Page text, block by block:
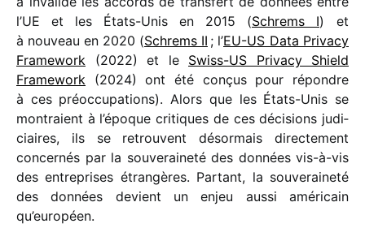
l’UE et les États-Unis en 2015 (Schrems I) et
à nouveau en 2020 (Schrems II ; l’EU-US Data Privacy
Framework (2022) et le Swiss-US Privacy Shield
Framework (2024) ont été conçus pour répondre
à ces préoc­cu­pa­tions). Alors que les États-Unis se
montraient à l’époque critiques de ces déci­sions judi­
ciaires, ils se retrouvent désor­mais direc­te­ment
concer­nés par la souve­rai­neté des données vis-à-vis
des entre­prises étran­gères. Partant, la souve­rai­neté
des données devient un enjeu aussi améri­cain
qu’européen.